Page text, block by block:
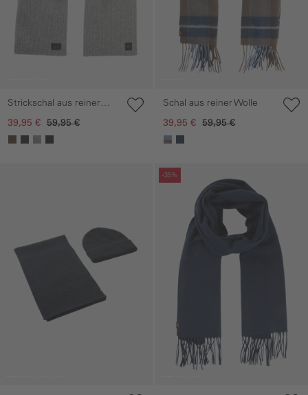
Strickschal aus reiner
Lammwolle
39,95 € 59,95 €
Schal aus reiner Wolle
39,95 € 59,95 €
-35%
Galerie überspringen